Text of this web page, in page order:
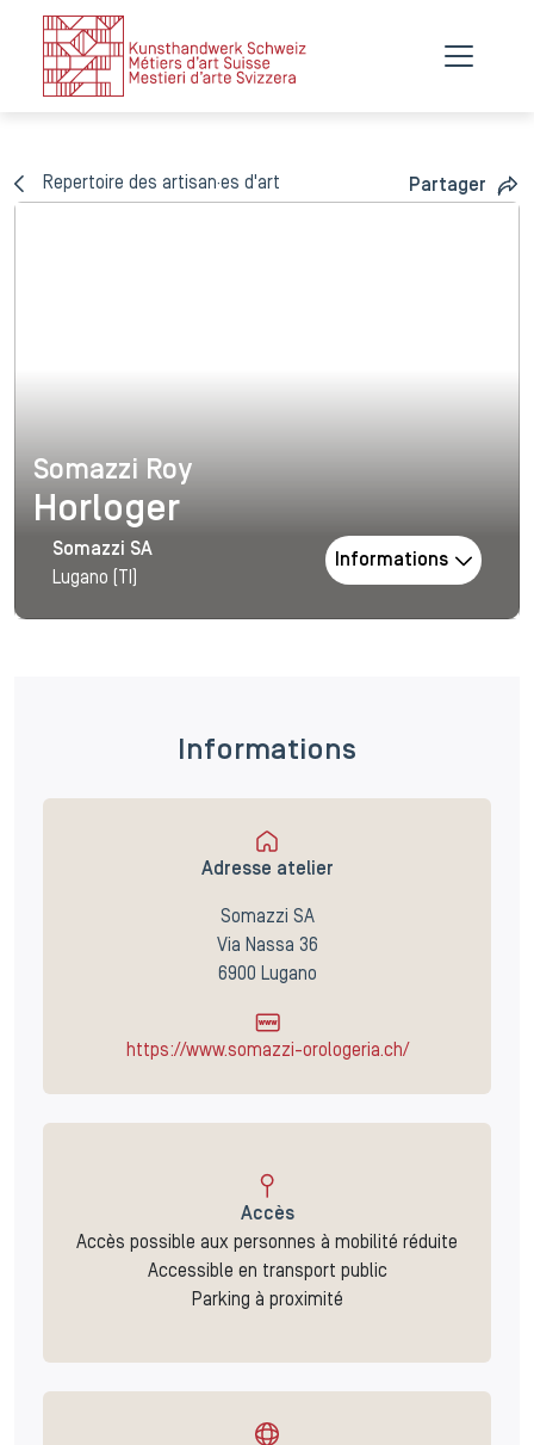
Repertoire des artisan·es d'art Partager
Somazzi Roy
Somazzi Roy
Horloger
Somazzi SA
Lugano (TI)
Informations
Informations
Adresse atelier
Somazzi SA
Via Nassa 36
6900 Lugano
https://www.somazzi-orologeria.ch/
Accès
Accès possible aux personnes à mobilité réduite
Accessible en transport public
Parking à proximité